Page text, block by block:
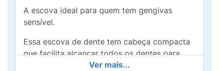
A escova ideal para quem tem gengivas
sensível.
Essa escova de dente tem cabeça compacta
que facilita alcançar todos os dentes para
uma melhor limpeza.Ver mais...